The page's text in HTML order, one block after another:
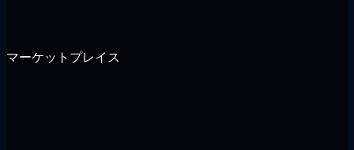
マーケットプレイス